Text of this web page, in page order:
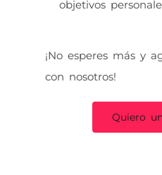
objetivos
¡No esperes más y
con nosotros!
Quiero